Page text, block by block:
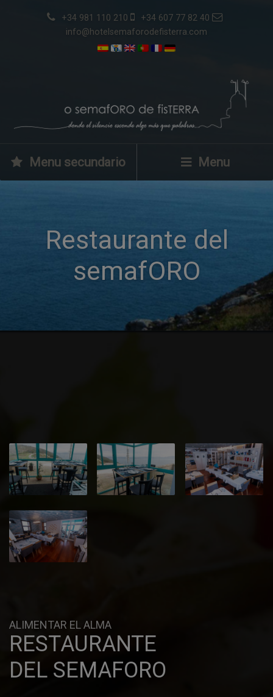
+34 981 110 210
+34 607 77 82 40
info@hotelsemaforodefisterra.com
Menu secundario Menu
Restaurante del
semafORO
ALIMENTAR EL ALMA
RESTAURANTE
DEL SEMAFORO